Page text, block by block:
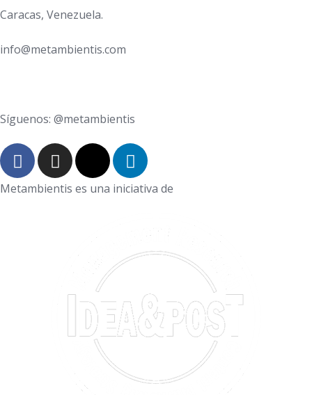
Caracas, Venezuela.
info@metambientis.com
Síguenos: @metambientis
Metambientis es una iniciativa de